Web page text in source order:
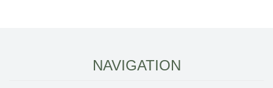
NAVIGATION